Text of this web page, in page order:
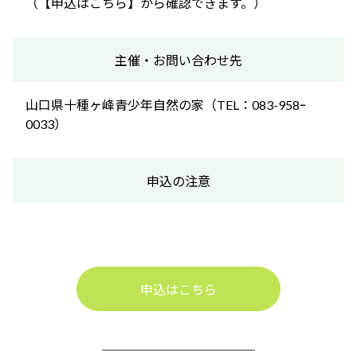
主催・お問い合わせ先
山口県十種ヶ峰青少年自然の家（TEL：083-958ｰ
0033）
申込の注意
申込はこちら